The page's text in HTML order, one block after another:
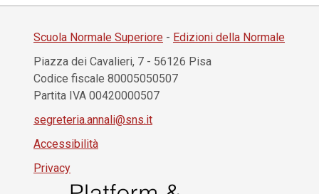
Scuola Normale Superiore - Edizioni della Normale
Piazza dei Cavalieri, 7 - 56126 Pisa
Codice fiscale 80005050507
Partita IVA 00420000507
segreteria.annali@sns.it
Accessibilità
Privacy